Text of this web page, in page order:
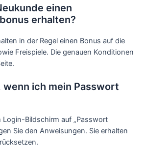
einen
erhalten?
in der Regel einen Bonus auf die
Freispiele. Die genauen Konditionen
wenn ich mein Passwort
Login-Bildschirm auf „Passwort
Sie den Anweisungen. Sie erhalten